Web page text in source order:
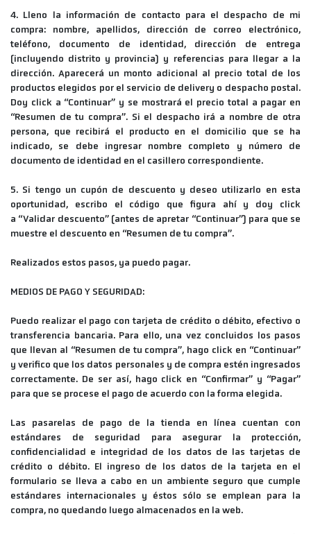
4. Lleno la información de contacto para el despacho de mi
compra: nombre, apellidos, dirección de correo electrónico,
teléfono, documento de identidad, dirección de entrega
(incluyendo distrito y provincia) y referencias para llegar a la
dirección. Aparecerá un monto adicional al precio total de los
productos elegidos por el servicio de delivery o despacho postal.
Doy click a “Continuar” y se mostrará el precio total a pagar en
“Resumen de tu compra”. Si el despacho irá a nombre de otra
persona, que recibirá el producto en el domicilio que se ha
indicado, se debe ingresar nombre completo y número de
documento de identidad en el casillero correspondiente.
5. Si tengo un cupón de descuento y deseo utilizarlo en esta
oportunidad, escribo el código que figura ahí y doy click
a “Validar descuento” (antes de apretar “Continuar”) para que se
muestre el descuento en “Resumen de tu compra”.
Realizados estos pasos, ya puedo pagar.
MEDIOS DE PAGO Y SEGURIDAD:
Puedo realizar el pago con tarjeta de crédito o débito, efectivo o
transferencia bancaria. Para ello, una vez concluidos los pasos
que llevan al “Resumen de tu compra”, hago click en “Continuar”
y verifico que los datos personales y de compra estén ingresados
correctamente. De ser así, hago click en “Confirmar” y “Pagar”
para que se procese el pago de acuerdo con la forma elegida.
Las pasarelas de pago de la tienda en línea cuentan con
estándares de seguridad para asegurar la protección,
confidencialidad e integridad de los datos de las tarjetas de
crédito o débito. El ingreso de los datos de la tarjeta en el
formulario se lleva a cabo en un ambiente seguro que cumple
estándares internacionales y éstos sólo se emplean para la
compra, no quedando luego almacenados en la web.